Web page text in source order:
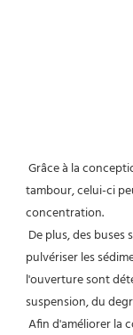
Grâce à la
tambour, celui-ci
concentration.
pulvériser les
l'ouverture sont
suspension, du